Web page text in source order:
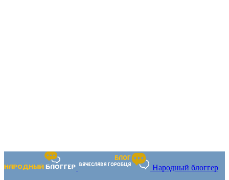
Народный блоггер